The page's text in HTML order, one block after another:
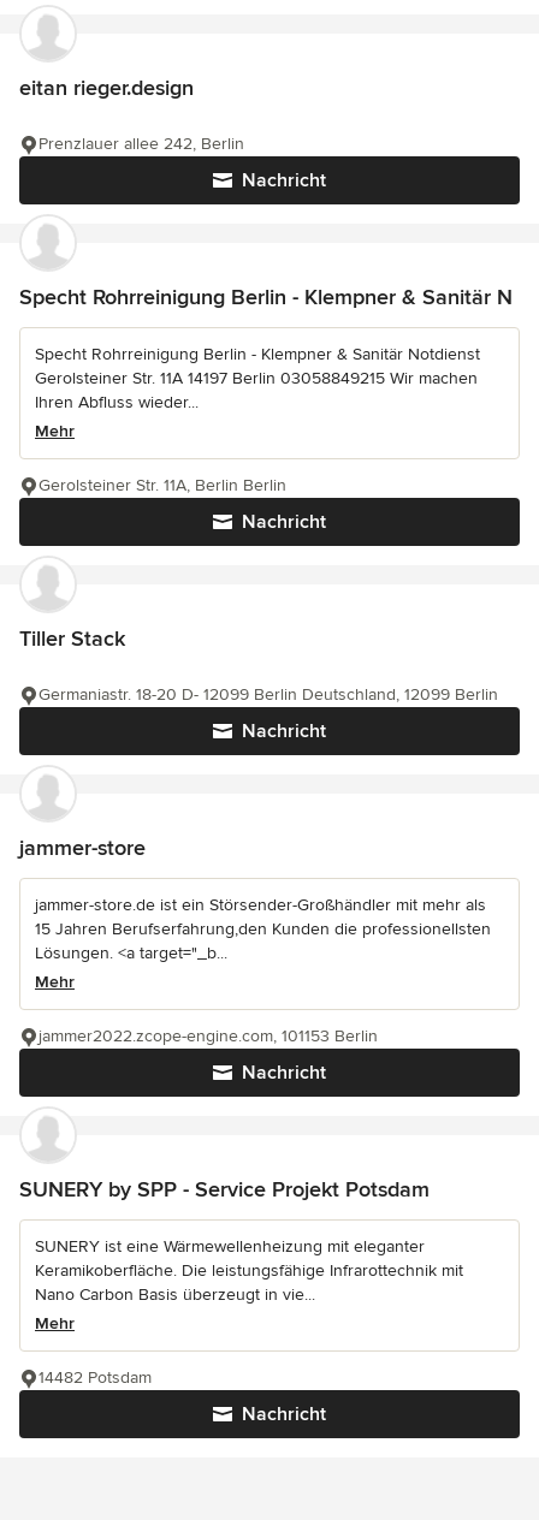
eitan rieger.design
Nachricht
Prenzlauer allee 242, Berlin
Specht Rohrreinigung Berlin - Klempner & Sanitär N
Specht Rohrreinigung Berlin - Klempner & Sanitär Notdienst
Gerolsteiner Str. 11A 14197 Berlin 03058849215 Wir machen
Ihren Abfluss wieder...
Mehr
Nachricht
Gerolsteiner Str. 11A, Berlin Berlin
Tiller Stack
Nachricht
Germaniastr. 18-20 D- 12099 Berlin Deutschland, 12099 Berlin
jammer-store
jammer-store.de ist ein Störsender-Großhändler mit mehr als
15 Jahren Berufserfahrung,den Kunden die professionellsten
Lösungen. <a target="_b...
Mehr
Nachricht
jammer2022.zcope-engine.com, 101153 Berlin
SUNERY by SPP - Service Projekt Potsdam
SUNERY ist eine Wärmewellenheizung mit eleganter
Keramikoberfläche. Die leistungsfähige Infrarottechnik mit
Nano Carbon Basis überzeugt in vie...
Mehr
Nachricht
14482 Potsdam